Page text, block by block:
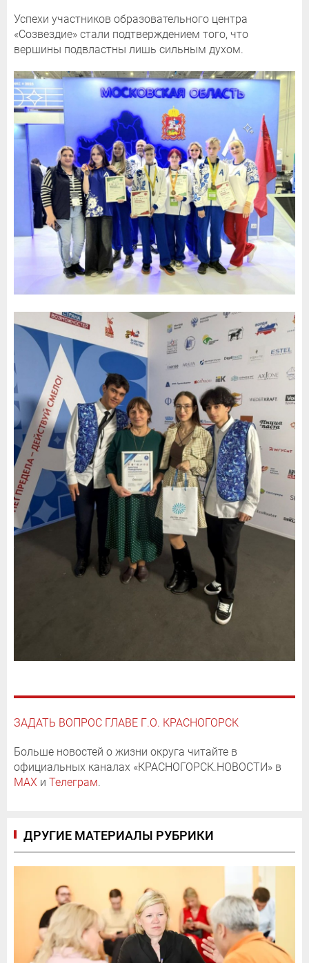
Успехи участников образовательного центра
«Созвездие» стали подтверждением того, что
вершины подвластны лишь сильным духом.
ЗАДАТЬ ВОПРОС ГЛАВЕ Г.О. КРАСНОГОРСК
Больше новостей о жизни округа читайте в
официальных каналах «КРАСНОГОРСК.НОВОСТИ» в
MAX и Телеграм.
ДРУГИЕ МАТЕРИАЛЫ РУБРИКИ